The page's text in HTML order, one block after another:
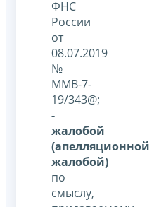
ФНС
России
от
08.07.2019
№
ММВ-7-
19/343@;
-
жалобой
(апелляционной
жалобой)
по
смыслу,